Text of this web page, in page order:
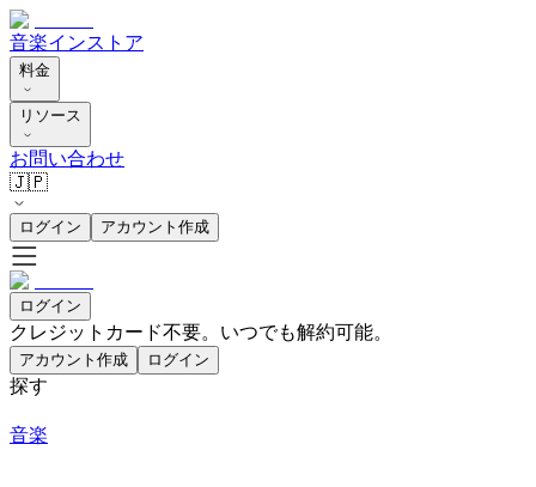
音楽インストア
料金
リソース
お問い合わせ
🇯🇵
ログイン アカウント作成
ログイン
クレジットカード不要。いつでも解約可能。
アカウント作成 ログイン
探す
音楽